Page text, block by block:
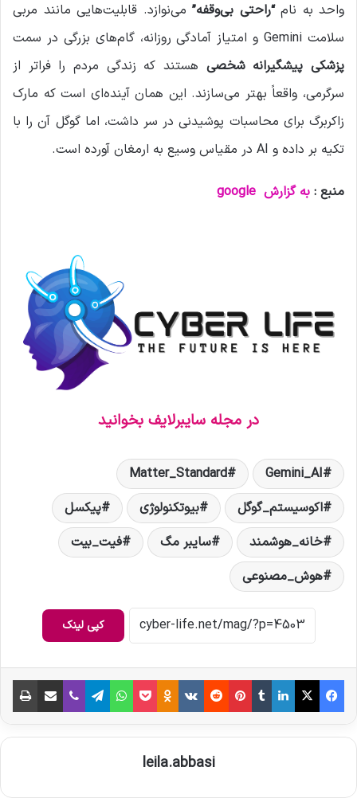
واحد به نام“راحتی بی‌وقفه” می‌نوازد. قابلیت‌هایی مانند مربی
سلامت Gemini و امتیاز آمادگی روزانه، گام‌های بزرگی در سمت
پزشکی پیشگیرانه شخصی هستند که زندگی مردم را فراتر از
سرگرمی، واقعاً بهتر می‌سازند. این همان آینده‌ای است که مارک
زاکربرگ برای محاسبات پوشیدنی در سر داشت، اما گوگل آن را با
تکیه بر داده و AI در مقیاس وسیع به ارمغان آورده است.
منبع : به گزارش google
در مجله سایبرلایف بخوانید
Gemini_AI
Matter_Standard
اکوسیستم_گوگل
بیوتکنولوژی
پیکسل
خانه_هوشمند
سایبر مگ
فیت_بیت
هوش_مصنوعی
کپی لینک
فیس بوک X لینکدین ‫تامبلر ‫پین‌ترست ‫رددیت ‫VKontakte
‫Odnoklassniki پاکت واتس آپ تلگرام وایبر اشتراک گذاری از طریق ایمیل
leila.abbasi